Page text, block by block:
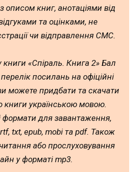
описом книг, анотаціями від
та оцінками, не
чи відправлення СМС.
«Спіраль. Книга 2» Бал
посилань на офіційні
можете придбати та скачати
книги українською мовою.
формати для завантаження,
txt, epub, mobi та pdf. Також
читання або прослуховування
у форматі mp3.